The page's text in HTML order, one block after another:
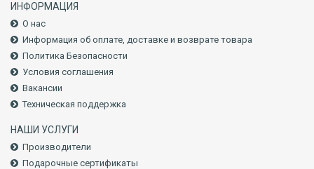
ИНФОРМАЦИЯ
О нас
Информация об оплате, доставке и возврате товара
Политика Безопасности
Условия соглашения
Вакансии
Техническая поддержка
НАШИ УСЛУГИ
Производители
Подарочные сертификаты